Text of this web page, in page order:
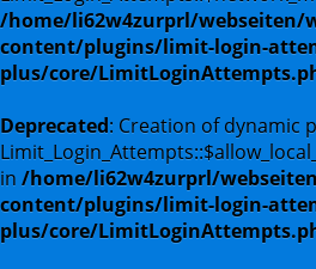
/home/li62w4zurprl/webseiten/
content/plugins/limit-login-
plus/core/
Deprecated: Creation of dynamic
in /home/li62w4zurprl/
content/plugins/limit-login-
plus/core/